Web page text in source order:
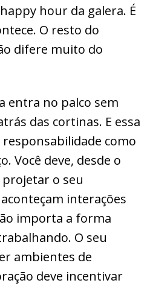
hour da galera. É
O resto do
difere muito do
entra no palco sem
das cortinas. E essa
como
Você deve, desde o
o seu
interações
importa a forma
O seu
ambientes de
deve incentivar